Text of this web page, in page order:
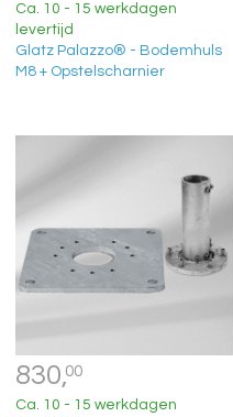
Ca. 10 - 15 werkdagen
levertijd
Glatz Palazzo® - Bodemhuls
M8 + Opstelscharnier
830,00
Ca. 10 - 15 werkdagen